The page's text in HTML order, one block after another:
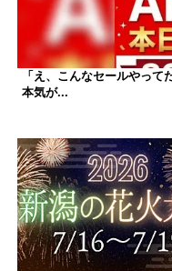
「え、こんなセールやっ
本気が...